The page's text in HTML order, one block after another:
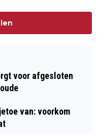
voor afgesloten
van: voorkom